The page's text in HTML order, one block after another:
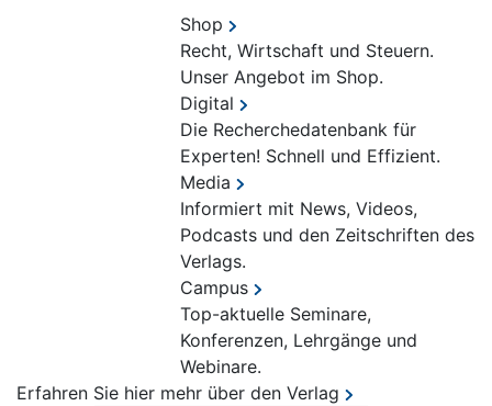
Shop
Recht, Wirtschaft und Steuern.
Unser Angebot im Shop.
Digital
Die Recherchedatenbank für
Experten! Schnell und Effizient.
Media
Informiert mit News, Videos,
Podcasts und den Zeitschriften des
Verlags.
Campus
Top-aktuelle Seminare,
Konferenzen, Lehrgänge und
Webinare.
Erfahren Sie hier mehr über den Verlag